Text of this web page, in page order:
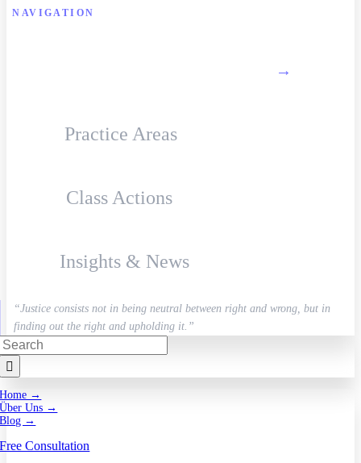
NAVIGATION
→
Practice Areas
Class Actions
Insights & News
“Justice consists not in being neutral between right and wrong, but in
finding out the right and upholding it.”
Home →
Über Uns →
Blog →
Free Consultation